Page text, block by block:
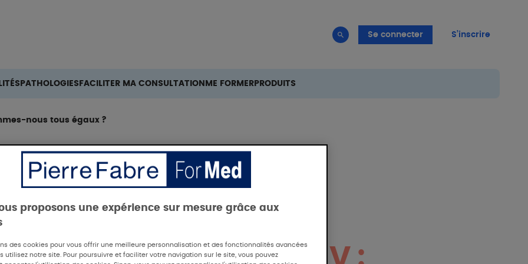
Se connecter S’inscrire
PATHOLOGIES FACILITER MA CONSULTATION ME FORMERPRODUITS
nous tous égaux ?
au-delà des UV :
proposons une expérience sur mesure grâce aux
des cookies pour vous offrir une meilleure personnalisation et des fonctionnalités avancées
utilisez notre site. Pour poursuivre et faciliter votre navigation sur le site, vous pouvez